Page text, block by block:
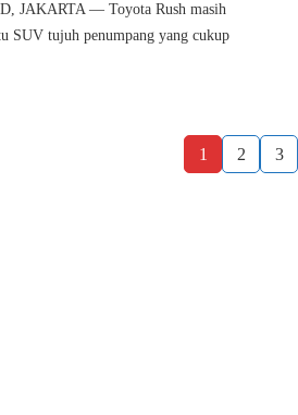
JAKARTA — Toyota Rush masih
SUV tujuh penumpang yang cukup
1 2 3